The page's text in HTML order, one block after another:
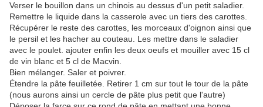
Verser le bouillon dans un chinois au dessus d'un petit saladier.
Remettre le liquide dans la casserole avec un tiers des carottes.
Récupérer le reste des carottes, les morceaux d'oignon ainsi que
le persil et les hacher au couteau. Les mettre dans le saladier
avec le poulet. ajouter enfin les deux oeufs et mouiller avec 15 cl
de vin blanc et 5 cl de Macvin.
Bien mélanger. Saler et poivrer.
Étendre la pâte feuilletée. Retirer 1 cm sur tout le tour de la pâte
(nous aurons ainsi un cercle de pâte plus petit que l'autre)